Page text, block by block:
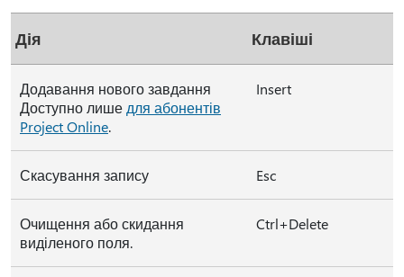
Дія Клавіші
Додавання нового завдання
Доступно лише для абонентів
Project Online.
Insert
Скасування запису Esc
Очищення або скидання
виділеного поля.
Ctrl+Delete